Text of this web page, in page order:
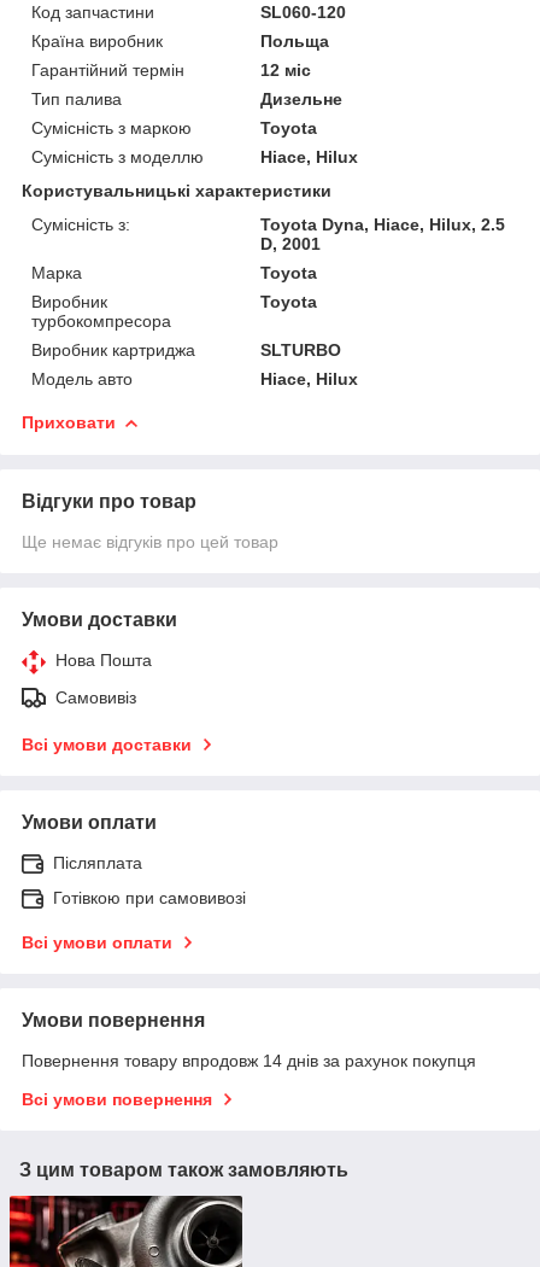
Код запчастини
SL060-120
Країна виробник
Польща
Гарантійний термін
12 міс
Тип палива
Дизельне
Сумісність з маркою
Toyota
Сумісність з моделлю
Hiace, Hilux
Користувальницькі характеристики
Сумісність з:
Toyota Dyna, Hiace, Hilux, 2.5
D, 2001
Марка
Toyota
Виробник
турбокомпресора
Toyota
Виробник картриджа
SLTURBO
Модель авто
Hiace, Hilux
Приховати
Відгуки про товар
Ще немає відгуків про цей товар
Умови доставки
Нова Пошта
Самовивіз
Всі умови доставки
Умови оплати
Післяплата
Готівкою при самовивозі
Всі умови оплати
Умови повернення
Повернення товару впродовж 14 днів за рахунок покупця
Всі умови повернення
З цим товаром також замовляють